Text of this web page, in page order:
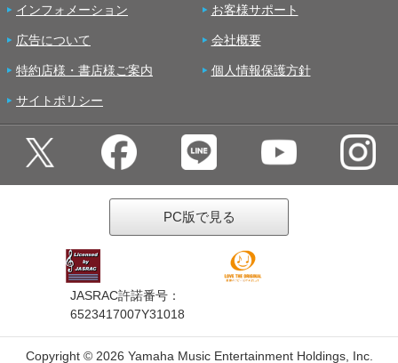
インフォメーション お客様サポート
広告について 会社概要
特約店様・書店様ご案内 個人情報保護方針
サイトポリシー
PC版で見る
JASRAC許諾番号：
6523417007Y31018
Copyright © 2026 Yamaha Music Entertainment Holdings, Inc.